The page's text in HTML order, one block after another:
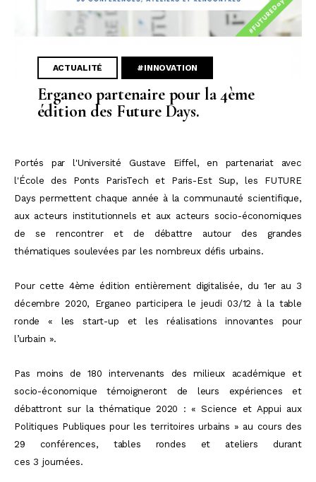
ACTUALITÉ #INNOVATION
Erganeo partenaire pour la 4ème
édition des Future Days.
Portés par l'Université Gustave Eiffel, en partenariat avec
l'École des Ponts ParisTech et Paris-Est Sup, les FUTURE
Days permettent chaque année à la communauté scientifique,
aux acteurs institutionnels et aux acteurs socio-économiques
de se rencontrer et de débattre autour des grandes
thématiques soulevées par les nombreux défis urbains.
Pour cette 4ème éditionentièrement digitalisée, du 1er au 3
décembre 2020, Erganeo participera le jeudi 03/12 à la table
ronde « les start-up et les réalisations innovantes pour
l’urbain ».
Pas moins de 180 intervenants des milieux académique et
socio-économique témoigneront de leurs expériences et
débattront sur la thématique 2020 : « Science et Appui aux
Politiques Publiques pour les territoires urbains » au cours des
29 conférences, tables rondes et ateliers durant
ces 3 journées.